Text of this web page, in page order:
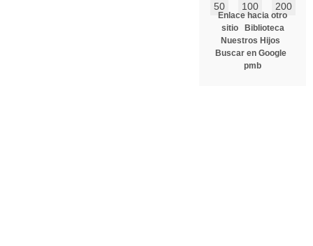
50
100 200
Enlace hacia otro
sitio
Biblioteca
Nuestros Hijos
Buscar en Google
pmb